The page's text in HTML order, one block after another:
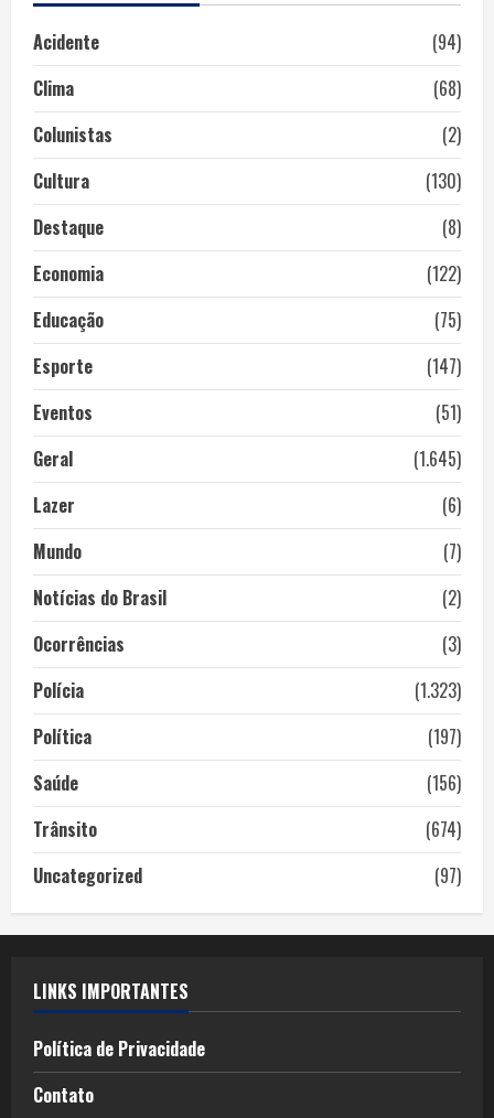
Acidente
(94)
Clima
(68)
Colunistas
(2)
Cultura
(130)
Destaque
(8)
Economia
(122)
Educação
(75)
Esporte
(147)
Eventos
(51)
Geral
(1.645)
Lazer
(6)
Mundo
(7)
Notícias do Brasil
(2)
Ocorrências
(3)
Polícia
(1.323)
Política
(197)
Saúde
(156)
Trânsito
(674)
Uncategorized
(97)
LINKS IMPORTANTES
Política de Privacidade
Contato